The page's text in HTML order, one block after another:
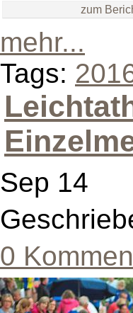
zum
mehr...
Tags:
Sep 14
0